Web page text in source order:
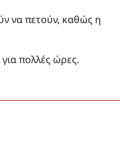
να πετούν, καθώς η
πολλές ώρες.